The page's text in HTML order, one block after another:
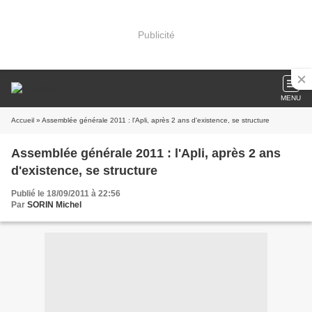
Publicité
MENU
Accueil » Assemblée générale 2011 : l'Apli, après 2 ans d'existence, se structure
Assemblée générale 2011 : l'Apli, après 2 ans
d'existence, se structure
Publié le 18/09/2011 à 22:56
Par SORIN Michel